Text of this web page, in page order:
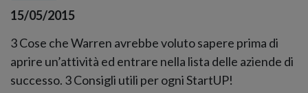
15/05/2015
3 Cose che Warren avrebbe voluto sapere prima di
aprire un’attività ed entrare nella lista delle aziende di
successo. 3 Consigli utili per ogni StartUP!